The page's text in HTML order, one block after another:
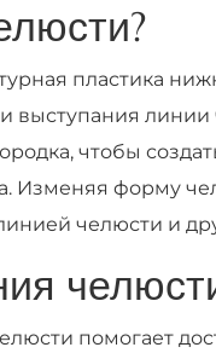
пластика
линии
чтобы
Изменяя форму
челюсти и
помогает